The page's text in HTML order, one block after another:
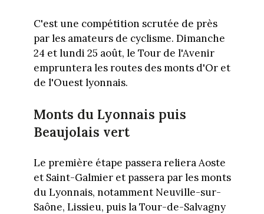
C'est une compétition scrutée de près
par les amateurs de cyclisme. Dimanche
24 et lundi 25 août, le Tour de l'Avenir
empruntera les routes des monts d'Or et
de l'Ouest lyonnais.
Monts du Lyonnais puis
Beaujolais vert
Le première étape passera reliera Aoste
et Saint-Galmier et passera par les monts
du Lyonnais, notamment Neuville-sur-
Saône, Lissieu, puis la Tour-de-Salvagny